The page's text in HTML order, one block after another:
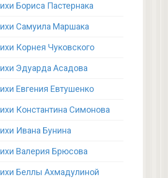
Бориса Пастернака
Самуила Маршака
Корнея Чуковского
Эдуарда Асадова
Евгения Евтушенко
Константина Симонова
Ивана Бунина
Валерия Брюсова
Беллы Ахмадулиной